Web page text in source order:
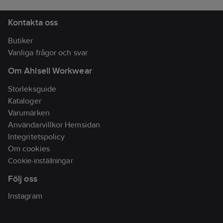
Kontakta oss
Butiker
Vanliga frågor och svar
Om Ahlsell Workwear
Storleksguide
Kataloger
Varumärken
Användarvillkor Hemsidan
Integritetspolicy
Om cookies
Cookie-inställningar
Följ oss
Instagram